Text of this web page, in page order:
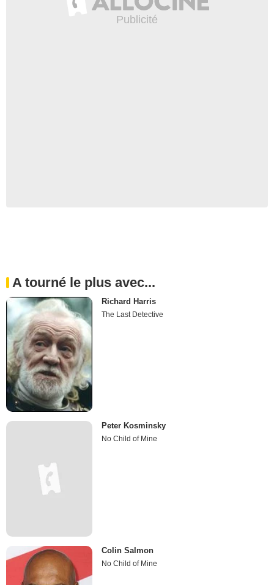
A tourné le plus avec...
Richard Harris
The Last Detective
Peter Kosminsky
No Child of Mine
Colin Salmon
No Child of Mine